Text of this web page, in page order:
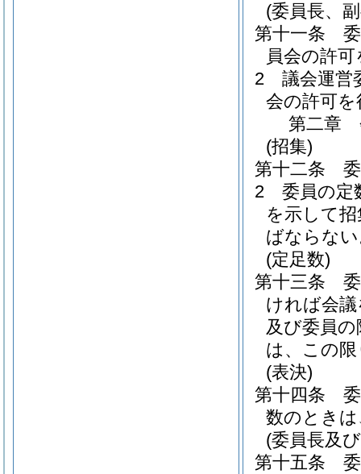
(委員長、
第十一条
員会の許
2
議会運営
会の許可
第二章
(招集)
第十二条
2
委員の定
を示して
ばならな
(定足数)
第十三条
ければ会
及び委員の
は、この
(表決)
第十四条
数のとき
(委員長及
第十五条